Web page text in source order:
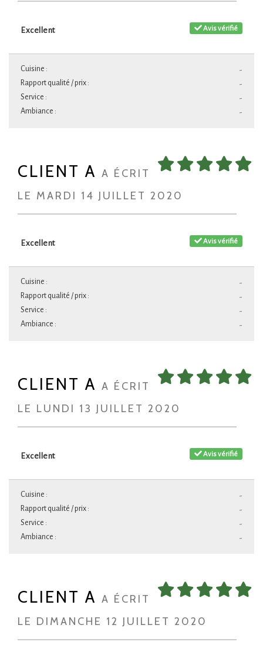
Avis vérifié
Excellent
-
Cuisine :
-
Rapport qualité / prix :
-
Service :
-
Ambiance :
CLIENT A A ÉCRIT
LE MARDI 14 JUILLET 2020
Avis vérifié
Excellent
-
Cuisine :
-
Rapport qualité / prix :
-
Service :
-
Ambiance :
CLIENT A A ÉCRIT
LE LUNDI 13 JUILLET 2020
Avis vérifié
Excellent
-
Cuisine :
-
Rapport qualité / prix :
-
Service :
-
Ambiance :
CLIENT A A ÉCRIT
LE DIMANCHE 12 JUILLET 2020